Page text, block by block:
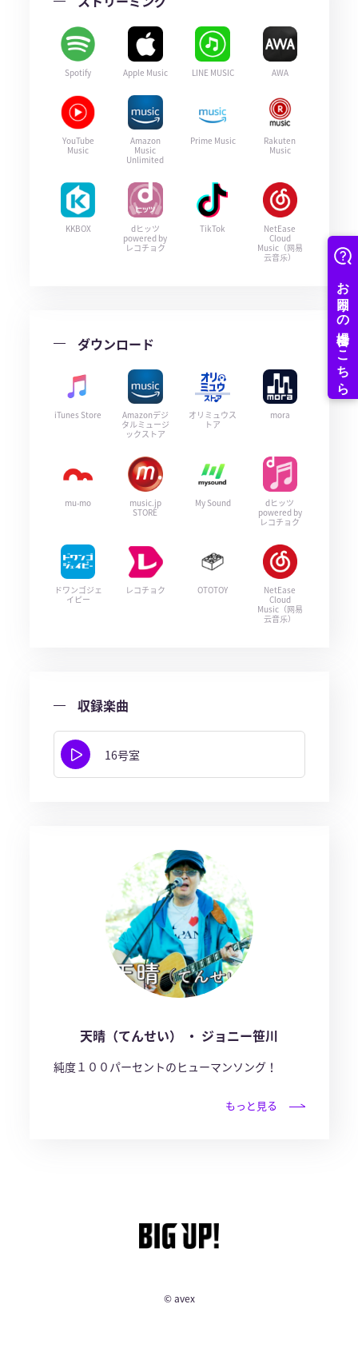
Spotify Apple Music LINE MUSIC AWA
YouTube
Music
Amazon
Music
Unlimited
Prime Music
Rakuten
Music
KKBOX
dヒッツ
powered by
レコチョク
TikTok
NetEase
Cloud
Music（网易
云音乐）
ダウンロード
iTunes Store
Amazonデジ
タルミュージ
ックストア
オリミュウス
トア
mora
mu-mo
music.jp
STORE
My Sound
dヒッツ
powered by
レコチョク
ドワンゴジェ
イピー
レコチョク OTOTOY
NetEase
Cloud
Music（网易
云音乐）
収録楽曲
16号室
天晴（てんせい） ・ ジョニー笹川
純度１００パーセントのヒューマンソング！
もっと見る
© avex